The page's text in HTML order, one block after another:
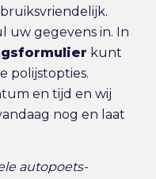
uw gegevens in. In
kunt
polijstopties.
en tijd en wij
nog en laat
autopoets-